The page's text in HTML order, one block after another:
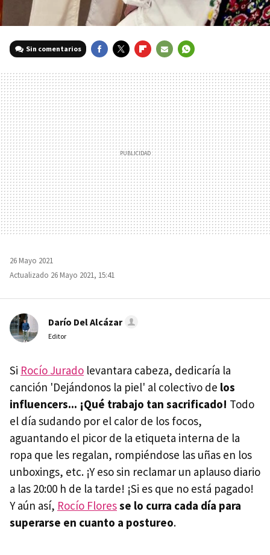
Sin comentarios
MAIL
26 Mayo 2021
Actualizado 26 Mayo 2021, 15:41
Darío Del Alcázar
Editor
Si Rocío Jurado levantara cabeza, dedicaría la
canción 'Dejándonos la piel' al colectivo de los
influencers... ¡Qué trabajo tan sacrificado! Todo
el día sudando por el calor de los focos,
aguantando el picor de la etiqueta interna de la
ropa que les regalan, rompiéndose las uñas en los
unboxings, etc. ¡Y eso sin reclamar un aplauso diario
a las 20:00 h de la tarde! ¡Si es que no está pagado!
Y aún así, Rocío Floresse lo curra cada día para
superarse en cuanto a postureo.